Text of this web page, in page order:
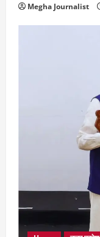
Megha Journalist